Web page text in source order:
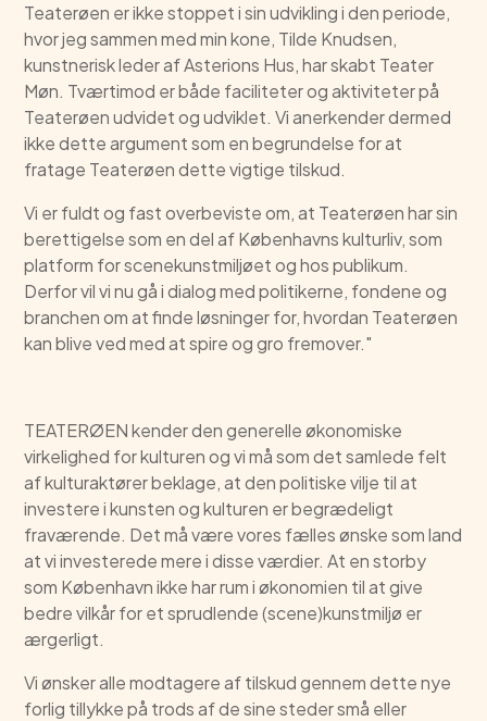
Teaterøen er ikke stoppet i sin udvikling i den periode,
hvor jeg sammen med min kone, Tilde Knudsen,
kunstnerisk leder af Asterions Hus, har skabt Teater
Møn. Tværtimod er både faciliteter og aktiviteter på
Teaterøen udvidet og udviklet. Vi anerkender dermed
ikke dette argument som en begrundelse for at
fratage Teaterøen dette vigtige tilskud.
Vi er fuldt og fast overbeviste om, at Teaterøen har sin
berettigelse som en del af Københavns kulturliv, som
platform for scenekunstmiljøet og hos publikum.
Derfor vil vi nu gå i dialog med politikerne, fondene og
branchen om at finde løsninger for, hvordan Teaterøen
kan blive ved med at spire og gro fremover."
TEATERØEN kender den generelle økonomiske
virkelighed for kulturen og vi må som det samlede felt
af kulturaktører beklage, at den politiske vilje til at
investere i kunsten og kulturen er begrædeligt
fraværende. Det må være vores fælles ønske som land
at vi investerede mere i disse værdier. At en storby
som København ikke har rum i økonomien til at give
bedre vilkår for et sprudlende (scene)kunstmiljø er
ærgerligt.
Vi ønsker alle modtagere af tilskud gennem dette nye
forlig tillykke på trods af de sine steder små eller